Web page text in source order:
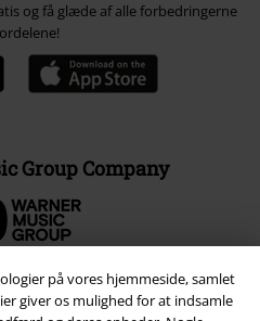
på vores hjemmeside, samlet
giver os mulighed for at indsamle
og få glæde af alle forbedringerne
Group Company